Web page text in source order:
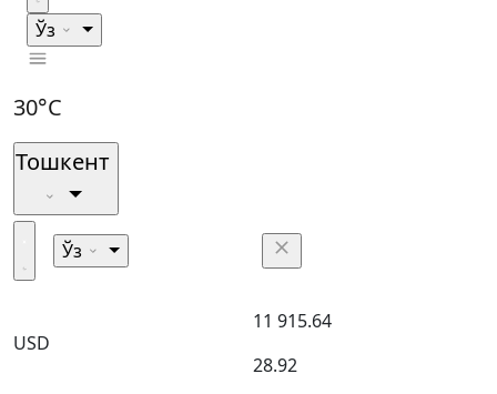
Ўз
30°C
Тошкент
Ўз
USD
11 915.64
28.92